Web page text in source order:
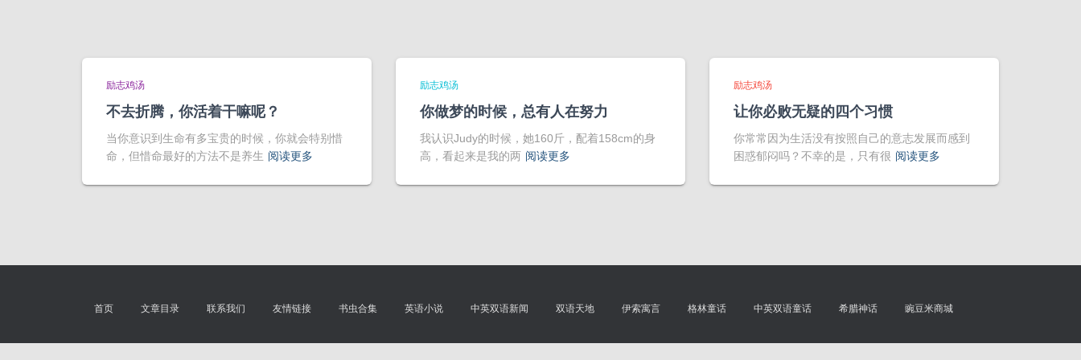
励志鸡汤
不去折腾，你活着干嘛呢？
当你意识到生命有多宝贵的时候，你就会特别惜
命，但惜命最好的方法不是养生 阅读更多
励志鸡汤
你做梦的时候，总有人在努力
我认识Judy的时候，她160斤，配着158cm的身
高，看起来是我的两 阅读更多
励志鸡汤
让你必败无疑的四个习惯
你常常因为生活没有按照自己的意志发展而感到
困惑郁闷吗？不幸的是，只有很 阅读更多
首页 文章目录 联系我们 友情链接 书虫合集 英语小说 中英双语新闻 双语天地 伊索寓言 格林童话 中英双语童话 希腊神话 豌豆米商城